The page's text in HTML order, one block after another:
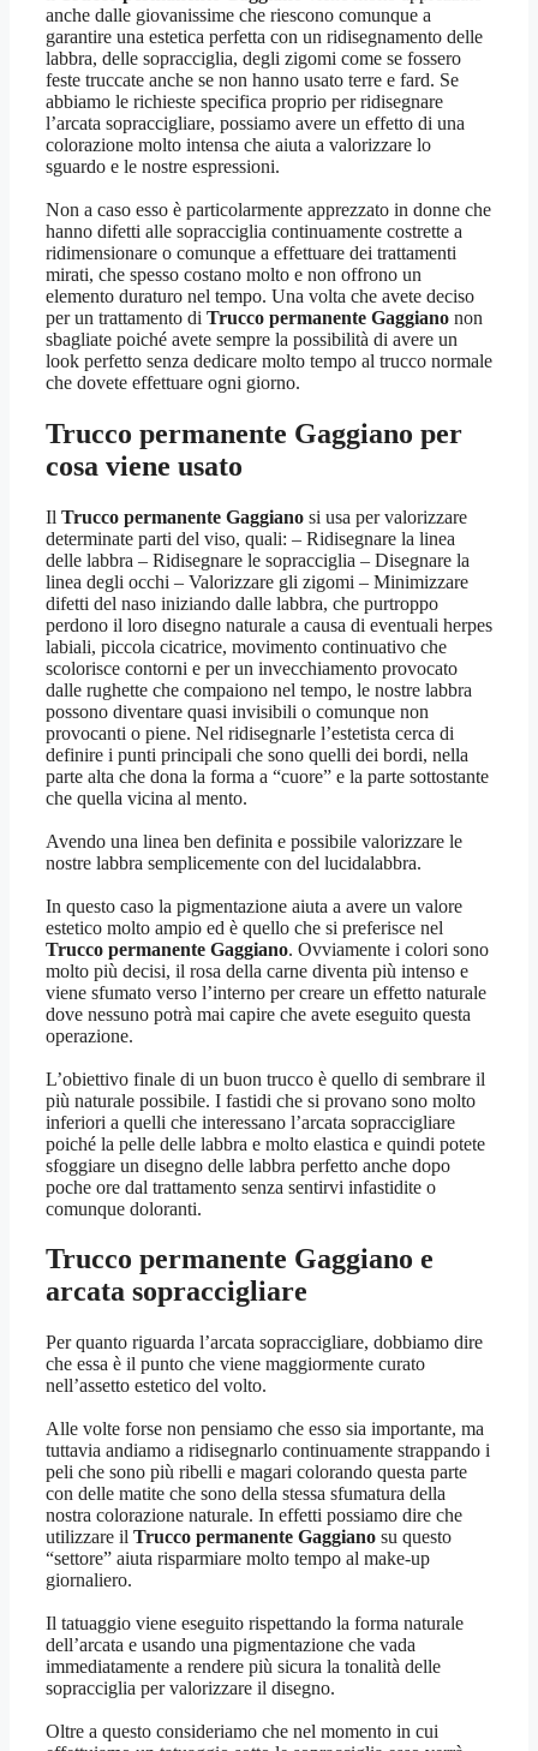
anche dalle giovanissime che riescono comunque a
garantire una estetica perfetta con un ridisegnamento delle
labbra, delle sopracciglia, degli zigomi come se fossero
feste truccate anche se non hanno usato terre e fard. Se
abbiamo le richieste specifica proprio per ridisegnare
l’arcata sopraccigliare, possiamo avere un effetto di una
colorazione molto intensa che aiuta a valorizzare lo
sguardo e le nostre espressioni.
Non a caso esso è particolarmente apprezzato in donne che
hanno difetti alle sopracciglia continuamente costrette a
ridimensionare o comunque a effettuare dei trattamenti
mirati, che spesso costano molto e non offrono un
elemento duraturo nel tempo. Una volta che avete deciso
per un trattamento di Trucco permanente Gaggiano non
sbagliate poiché avete sempre la possibilità di avere un
look perfetto senza dedicare molto tempo al trucco normale
che dovete effettuare ogni giorno.
Trucco permanente Gaggiano per
cosa viene usato
Il Trucco permanente Gaggiano si usa per valorizzare
determinate parti del viso, quali: – Ridisegnare la linea
delle labbra – Ridisegnare le sopracciglia – Disegnare la
linea degli occhi – Valorizzare gli zigomi – Minimizzare
difetti del naso iniziando dalle labbra, che purtroppo
perdono il loro disegno naturale a causa di eventuali herpes
labiali, piccola cicatrice, movimento continuativo che
scolorisce contorni e per un invecchiamento provocato
dalle rughette che compaiono nel tempo, le nostre labbra
possono diventare quasi invisibili o comunque non
provocanti o piene. Nel ridisegnarle l’estetista cerca di
definire i punti principali che sono quelli dei bordi, nella
parte alta che dona la forma a “cuore” e la parte sottostante
che quella vicina al mento.
Avendo una linea ben definita e possibile valorizzare le
nostre labbra semplicemente con del lucidalabbra.
In questo caso la pigmentazione aiuta a avere un valore
estetico molto ampio ed è quello che si preferisce nel
Trucco permanente Gaggiano. Ovviamente i colori sono
molto più decisi, il rosa della carne diventa più intenso e
viene sfumato verso l’interno per creare un effetto naturale
dove nessuno potrà mai capire che avete eseguito questa
operazione.
L’obiettivo finale di un buon trucco è quello di sembrare il
più naturale possibile. I fastidi che si provano sono molto
inferiori a quelli che interessano l’arcata sopraccigliare
poiché la pelle delle labbra e molto elastica e quindi potete
sfoggiare un disegno delle labbra perfetto anche dopo
poche ore dal trattamento senza sentirvi infastidite o
comunque doloranti.
Trucco permanente Gaggiano e
arcata sopraccigliare
Per quanto riguarda l’arcata sopraccigliare, dobbiamo dire
che essa è il punto che viene maggiormente curato
nell’assetto estetico del volto.
Alle volte forse non pensiamo che esso sia importante, ma
tuttavia andiamo a ridisegnarlo continuamente strappando i
peli che sono più ribelli e magari colorando questa parte
con delle matite che sono della stessa sfumatura della
nostra colorazione naturale. In effetti possiamo dire che
utilizzare il Trucco permanente Gaggiano su questo
“settore” aiuta risparmiare molto tempo al make-up
giornaliero.
Il tatuaggio viene eseguito rispettando la forma naturale
dell’arcata e usando una pigmentazione che vada
immediatamente a rendere più sicura la tonalità delle
sopracciglia per valorizzare il disegno.
Oltre a questo consideriamo che nel momento in cui